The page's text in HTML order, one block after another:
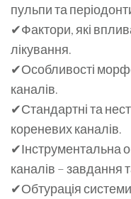
пульпи та
✔Фактори, які
лікування.
✔Особливості
каналів.
✔Стандартні та
кореневих каналів.
✔Інструментальна
каналів – завдання
✔Обтурація